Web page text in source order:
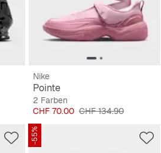
Nike
Pointe
2 Farben
Preis
CHF 70.00 Originalpreis
CHF 134.90
-55%